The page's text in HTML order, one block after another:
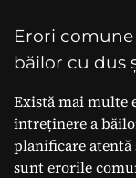
Erori
băilor cu dus
Există mai multe
întreținere a
planificare atentă
sunt erorile